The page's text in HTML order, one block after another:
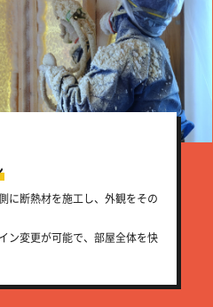
に断熱材を施工し、外観をその
ン変更が可能で、部屋全体を快